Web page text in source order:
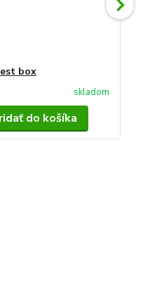
box
skladom
do košíka